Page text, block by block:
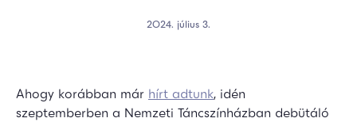
2024. július 3.
Ahogy korábban már hírt adtunk, idén
szeptemberben a Nemzeti Táncszínházban debütáló